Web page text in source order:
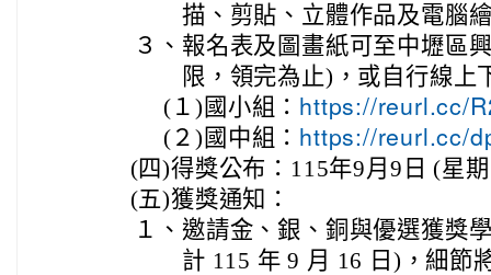
描、剪貼、立體作品及電腦
３、 報名表及圖畫紙可至中壢區
限，領完為止)，或自行線上
(１) 國小組： https://reurl.cc/
(２) 國中組： https://reurl.cc/
(四)得獎公布：115年9月9日 (星
(五)獲獎通知：
１、 邀請金、銀、銅與優選獲獎
計 115 年 9 月 16 日)，細節